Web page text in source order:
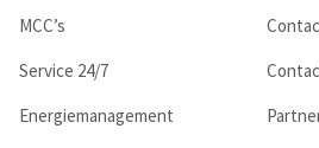
MCC’s
Service 24/7
Energiemanagement